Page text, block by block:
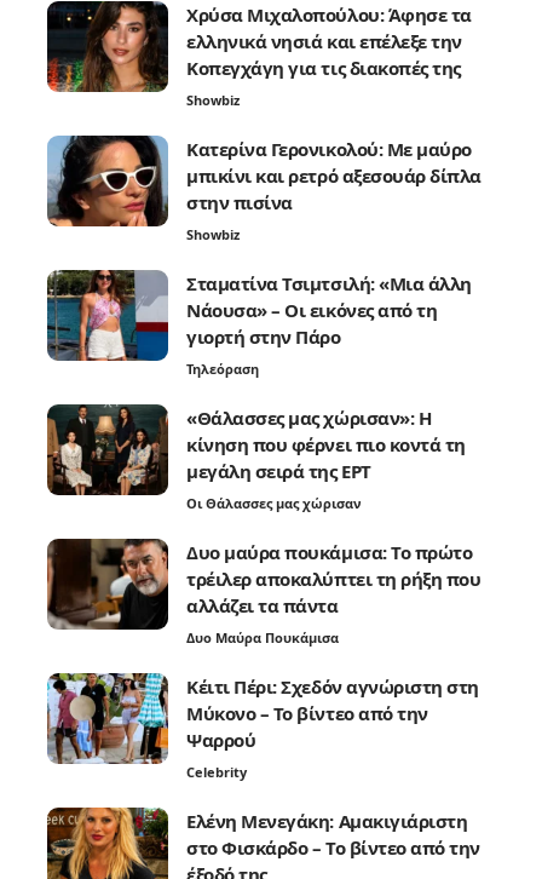
Χρύσα Μιχαλοπούλου: Άφησε τα
ελληνικά νησιά και επέλεξε την
Κοπεγχάγη για τις διακοπές της
Showbiz
Κατερίνα Γερονικολού: Με μαύρο
μπικίνι και ρετρό αξεσουάρ δίπλα
στην πισίνα
Showbiz
Σταματίνα Τσιμτσιλή: «Μια άλλη
Νάουσα» – Οι εικόνες από τη
γιορτή στην Πάρο
Τηλεόραση
«Θάλασσες μας χώρισαν»: Η
κίνηση που φέρνει πιο κοντά τη
μεγάλη σειρά της ΕΡΤ
Οι Θάλασσες μας χώρισαν
Δυο μαύρα πουκάμισα: Το πρώτο
τρέιλερ αποκαλύπτει τη ρήξη που
αλλάζει τα πάντα
Δυο Μαύρα Πουκάμισα
Κέιτι Πέρι: Σχεδόν αγνώριστη στη
Μύκονο – Το βίντεο από την
Ψαρρού
Celebrity
Ελένη Μενεγάκη: Αμακιγιάριστη
στο Φισκάρδο – Το βίντεο από την
έξοδό της